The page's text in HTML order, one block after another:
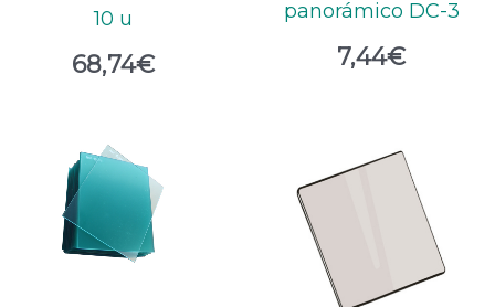
10 u
68,74€
panorámico DC-3
7,44€
de
precios: